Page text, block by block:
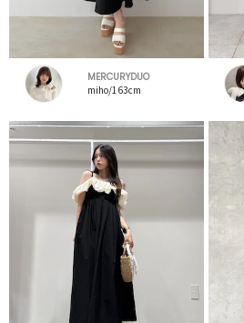
MERCURYDUO
miho/163cm